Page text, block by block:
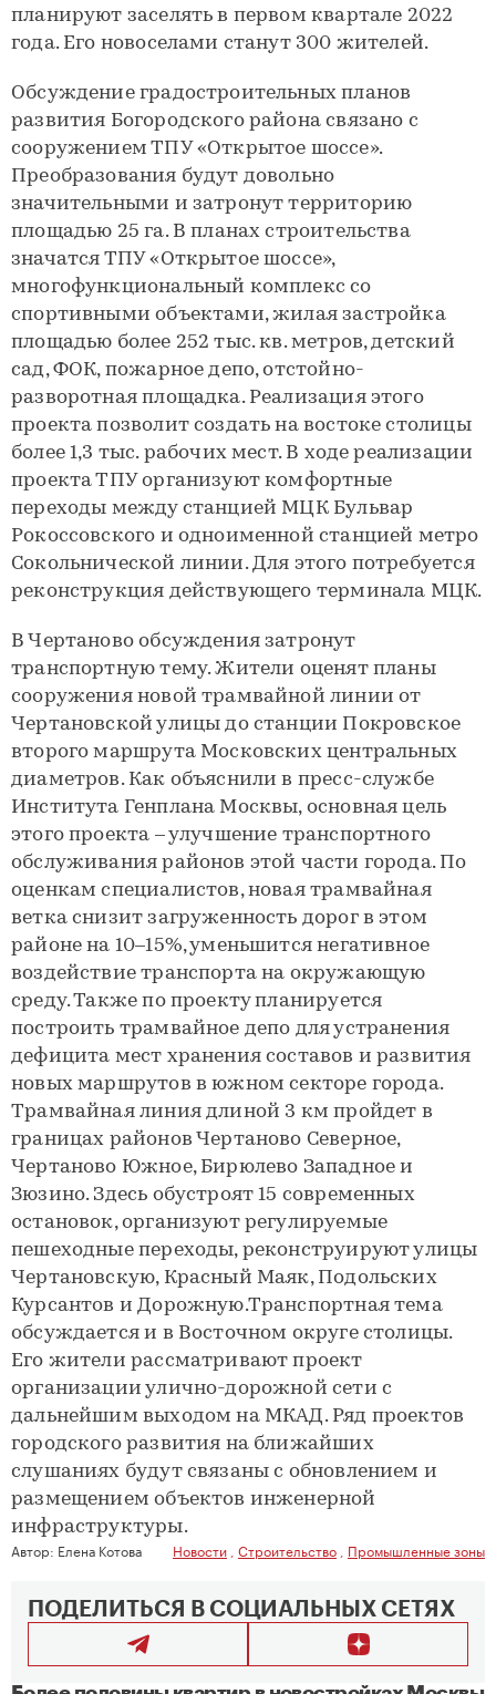
планируют заселять в первом квартале 2022
года. Его новоселами станут 300 жителей.
Обсуждение градостроительных планов
развития Богородского района связано с
сооружением ТПУ «Открытое шоссе».
Преобразования будут довольно
значительными и затронут территорию
площадью 25 га. В планах строительства
значатся ТПУ «Открытое шоссе»,
многофункциональный комплекс со
спортивными объектами, жилая застройка
площадью более 252 тыс. кв. метров, детский
сад, ФОК, пожарное депо, отстойно-
разворотная площадка. Реализация этого
проекта позволит создать на востоке столицы
более 1,3 тыс. рабочих мест. В ходе реализации
проекта ТПУ организуют комфортные
переходы между станцией МЦК Бульвар
Рокоссовского и одноименной станцией метро
Сокольнической линии. Для этого потребуется
реконструкция действующего терминала МЦК.
В Чертаново обсуждения затронут
транспортную тему. Жители оценят планы
сооружения новой трамвайной линии от
Чертановской улицы до станции Покровское
второго маршрута Московских центральных
диаметров. Как объяснили в пресс-службе
Института Генплана Москвы, основная цель
этого проекта – улучшение транспортного
обслуживания районов этой части города. По
оценкам специалистов, новая трамвайная
ветка снизит загруженность дорог в этом
районе на 10–15%, уменьшится негативное
воздействие транспорта на окружающую
среду. Также по проекту планируется
построить трамвайное депо для устранения
дефицита мест хранения составов и развития
новых маршрутов в южном секторе города.
Трамвайная линия длиной 3 км пройдет в
границах районов Чертаново Северное,
Чертаново Южное, Бирюлево Западное и
Зюзино. Здесь обустроят 15 современных
остановок, организуют регулируемые
пешеходные переходы, реконструируют улицы
Чертановскую, Красный Маяк, Подольских
Курсантов и Дорожную.Транспортная тема
обсуждается и в Восточном округе столицы.
Его жители рассматривают проект
организации улично-дорожной сети с
дальнейшим выходом на МКАД. Ряд проектов
городского развития на ближайших
слушаниях будут связаны с обновлением и
размещением объектов инженерной
инфраструктуры.
Автор: Елена Котова Новости Строительство Промышленные зоны
ПОДЕЛИТЬСЯ В СОЦИАЛЬНЫХ СЕТЯХ